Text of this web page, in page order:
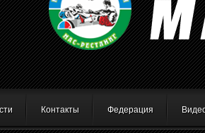
Контакты Федерация